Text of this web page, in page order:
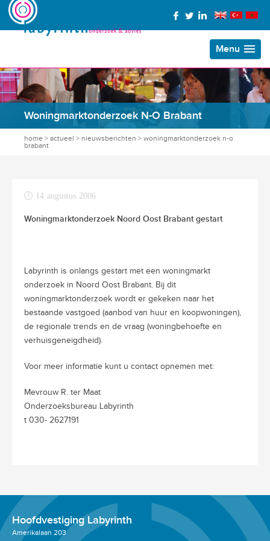
Menu
Woningmarktonderzoek N-O Brabant
home > actueel > nieuwsberichten > woningmarktonderzoek n-o
brabant
14 augustus 2006
Woningmarktonderzoek Noord Oost Brabant gestart
Labyrinth is onlangs gestart met een woningmarkt
onderzoek in Noord Oost Brabant. Bij dit
woningmarktonderzoek wordt er gekeken naar het
bestaande vastgoed (aanbod van huur en koopwoningen),
de regionale trends en de vraag (woningbehoefte en
verhuisgeneigdheid).
Voor meer informatie kunt u contact opnemen met:
Mevrouw R. ter Maat
Onderzoeksbureau Labyrinth
t 030- 2627191
Hoofdvestiging Labyrinth
Amerikalaan 203